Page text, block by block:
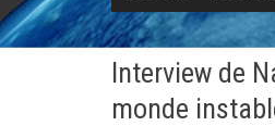
Interview de
monde